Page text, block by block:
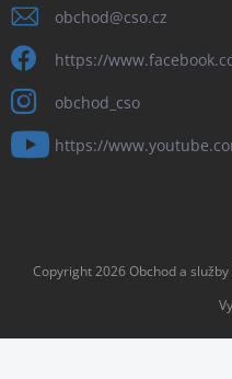
obchod@cso.cz
https://
obchod_cso
https://
Copyright 2026Obchod a služby